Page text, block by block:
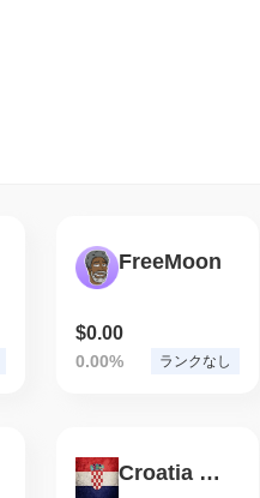
FreeMoon
$0.00
0.00% ランクなし
Croatia Coin